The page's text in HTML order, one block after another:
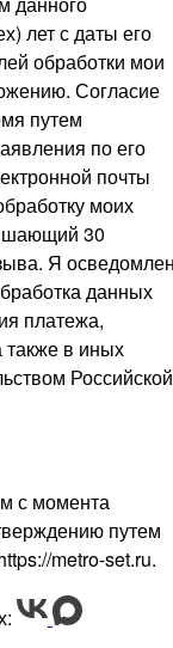
лет с даты его
обработки мои
Согласие
путем
по его
почты
моих
30
Я
данных
платежа,
также в иных
Российской
с момента
путем
metro-set.ru.